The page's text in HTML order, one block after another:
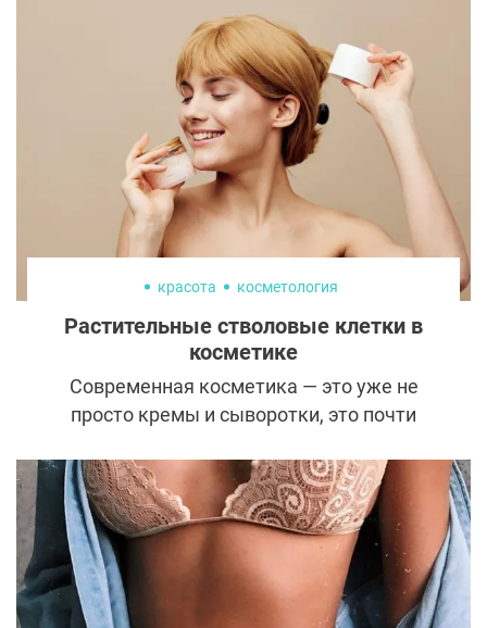
Однако, если переборщить с препаратами,
можно получить печальный результат.
Рассказываем, чем грозит чрезмерное
увлечение филлерами и как избежать
негативных последствий.
красота косметология
Растительные стволовые клетки в
косметике
Современная косметика — это уже не
просто кремы и сыворотки, это почти
природой. Одним из самых обсуждаемых
компонентов последних лет стали
растительные стволовые клетки. Они
звучат как нечто из будущего, однако
активно используются в уходе за кожей
уже сегодня. Что это такое, как они